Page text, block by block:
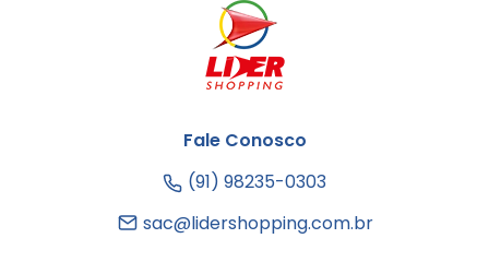
Fale Conosco
(91) 98235-0303
sac@lidershopping.com.br